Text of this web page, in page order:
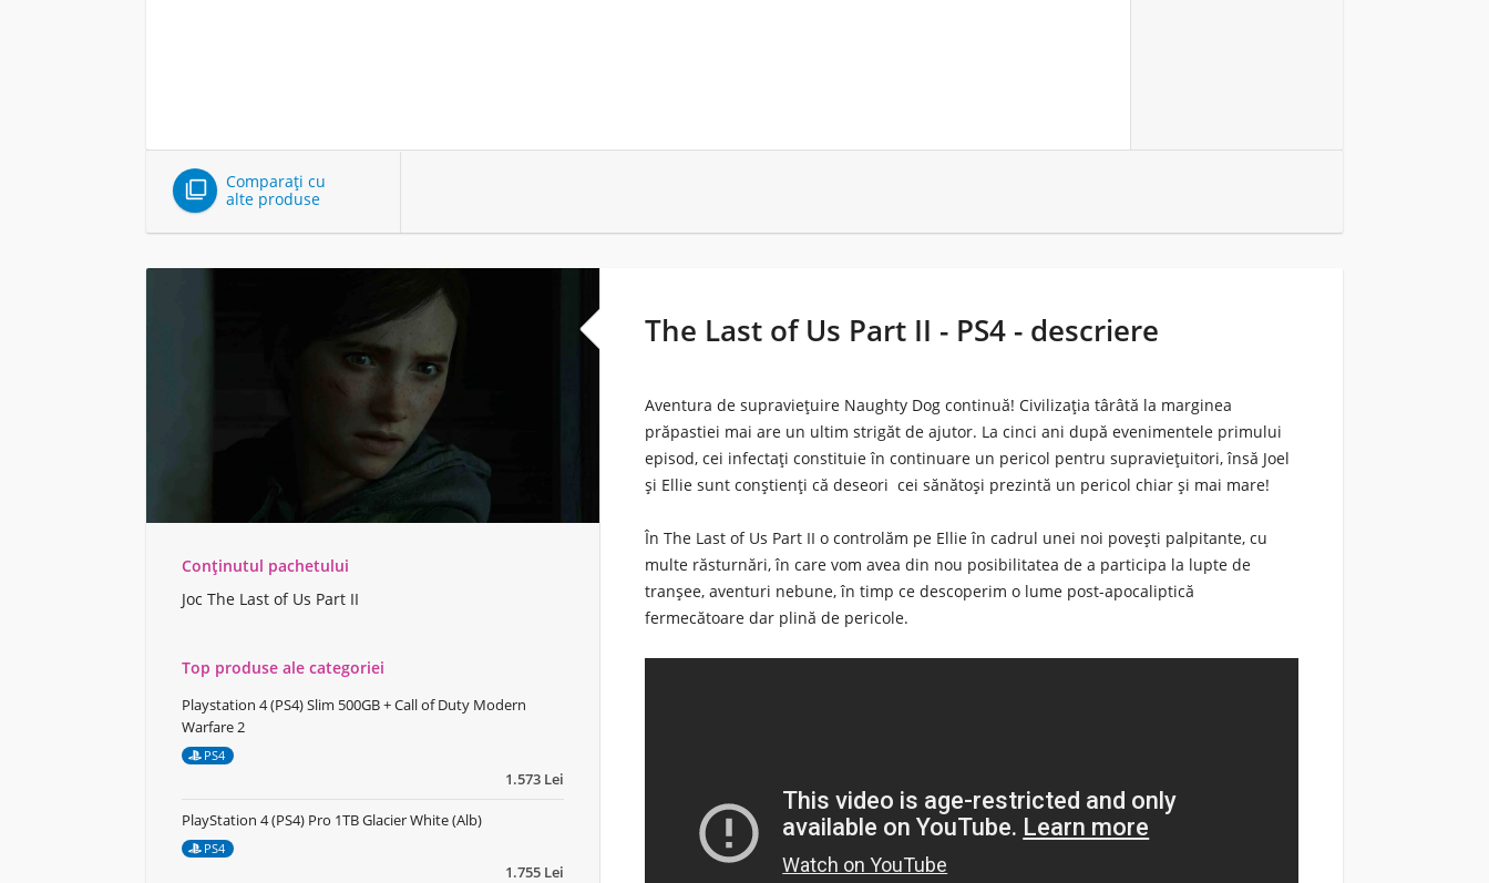

Comparați cu
alte produse
The Last of Us Part II - PS4 - descriere
Aventura de supraviețuire Naughty Dog continuă! Civilizația târâtă la marginea
prăpastiei mai are un ultim strigăt de ajutor. La cinci ani după evenimentele primului
episod, cei infectați constituie în continuare un pericol pentru supraviețuitori, însă Joel
și Ellie sunt conștienți că deseori cei sănătoși prezintă un pericol chiar și mai mare!
În The Last of Us Part II o controlăm pe Ellie în cadrul unei noi povești palpitante, cu
multe răsturnări, în care vom avea din nou posibilitatea de a participa la lupte de
tranșee, aventuri nebune, în timp ce descoperim o lume post-apocaliptică
fermecătoare dar plină de pericole.
Conținutul pachetului
Joc The Last of Us Part II
Top produse ale categoriei
1.573 Lei
Playstation 4 (PS4) Slim 500GB + Call of Duty Modern
Warfare 2
PS4
1.755 Lei
PlayStation 4 (PS4) Pro 1TB Glacier White (Alb)
PS4